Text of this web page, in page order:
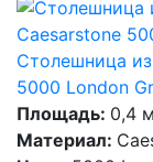
Столешница
5000 London
Площадь: 0,4
Материал: